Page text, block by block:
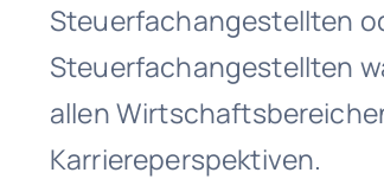
Steuerfachangestellten
Steuerfachangestellten
allen
Karriereperspektiven.